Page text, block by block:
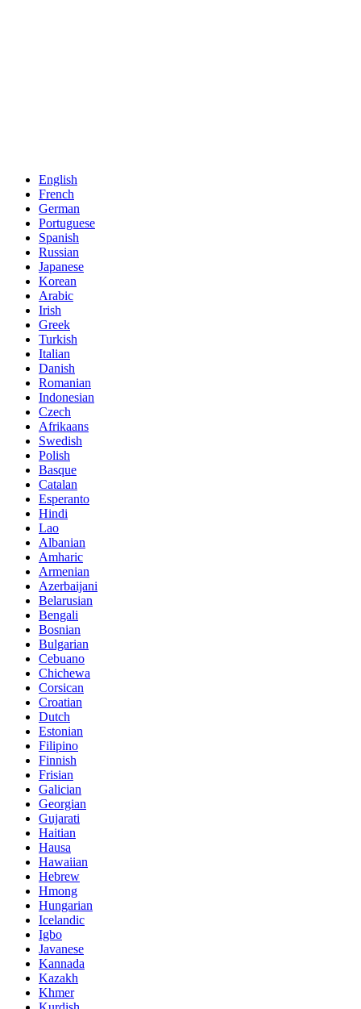
English
French
German
Portuguese
Spanish
Russian
Japanese
Korean
Arabic
Irish
Greek
Turkish
Italian
Danish
Romanian
Indonesian
Czech
Afrikaans
Swedish
Polish
Basque
Catalan
Esperanto
Hindi
Lao
Albanian
Amharic
Armenian
Azerbaijani
Belarusian
Bengali
Bosnian
Bulgarian
Cebuano
Chichewa
Corsican
Croatian
Dutch
Estonian
Filipino
Finnish
Frisian
Galician
Georgian
Gujarati
Haitian
Hausa
Hawaiian
Hebrew
Hmong
Hungarian
Icelandic
Igbo
Javanese
Kannada
Kazakh
Khmer